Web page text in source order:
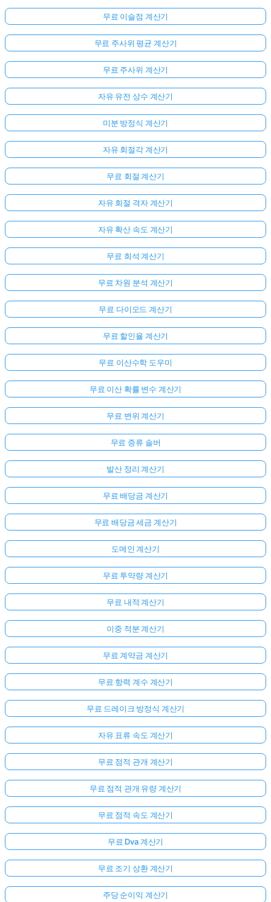
기
서
로
그
무료 이슬점 계산기
무료 주사위 평균 계산기
무료 주사위 계산기
자유 유전 상수 계산기
미분 방정식 계산기
자유 회절각 계산기
무료 회절 계산기
자유 회절 격자 계산기
자유 확산 속도 계산기
무료 희석 계산기
무료 차원 분석 계산기
무료 다이오드 계산기
무료 할인율 계산기
무료 이산수학 도우미
무료 이산 확률 변수 계산기
무료 변위 계산기
무료 증류 솔버
발산 정리 계산기
무료 배당금 계산기
무료 배당금 세금 계산기
도메인 계산기
무료 투약량 계산기
무료 내적 계산기
이중 적분 계산기
무료 계약금 계산기
무료 항력 계수 계산기
무료 드레이크 방정식 계산기
자유 표류 속도 계산기
무료 점적 관개 계산기
무료 점적 관개 유량 계산기
무료 점적 속도 계산기
무료 Dva 계산기
무료 조기 상환 계산기
주당 순이익 계산기